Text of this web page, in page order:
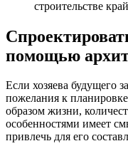
строительстве
помощью
Если хозяева будущего
пожелания к
образом жизни,
особенностями имеет
привлечь для его